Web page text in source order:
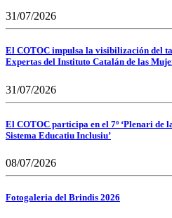
31/07/2026
El COTOC impulsa la visibilización del
Expertas del Instituto Catalán de las
31/07/2026
El COTOC participa en el 7º ‘Plenari de
Sistema Educatiu Inclusiu’
08/07/2026
Fotogaleria del Brindis 2026